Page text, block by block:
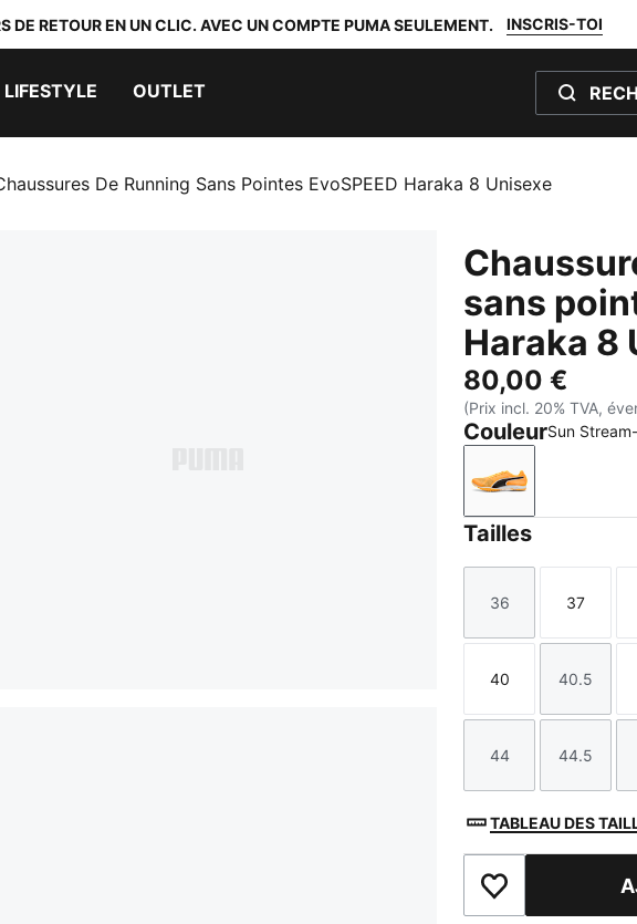
DE RETOUR EN UN CLIC. AVEC UN COMPTE PUMA SEULEMENT. INSCRIS-TOI
LIFESTYLE OUTLET
De Running Sans Pointes EvoSPEED Haraka 8 Unisexe
sans
Haraka 8
80,00 €
(Prix incl. 20% TVA,
CouleurSun
Sun Stream-
Tailles
Taille
36
Taille
37
Taille
40
Taille
40.5
Taille
44
Taille
44.5
TABLEAU DES
Ajouter aux